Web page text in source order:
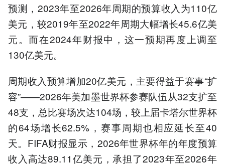
预测，2023年至2026年周期的预算收入为110亿
美元，较2019年至2022年周期大幅增长45.6亿美
元。而在2024年财报中，这一预期再度上调至
130亿美元。
周期收入预算增加20亿美元，主要得益于赛事“扩
容”——2026年美加墨世界杯参赛队伍从32支扩至
48支，总比赛场次达104场，较上届卡塔尔世界杯
的64场增长62.5%，赛事周期也相应延长至40
天。FIFA财报显示，2026年世界杯年的年度预算
收入高达89.11亿美元，承担了2023年至2026年